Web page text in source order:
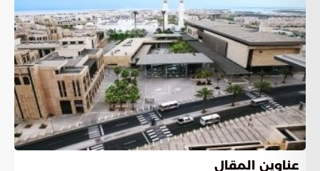
عناوين المقال